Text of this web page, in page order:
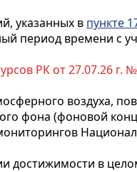
указанных в пункте
период времени с
РК от 27.07.26 г.
воздуха,
фона (фоновой
в